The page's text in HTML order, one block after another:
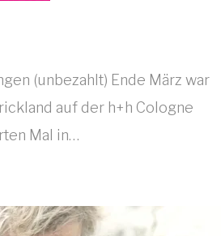
(unbezahlt) Ende März war
auf der h+h Cologne
Mal in…